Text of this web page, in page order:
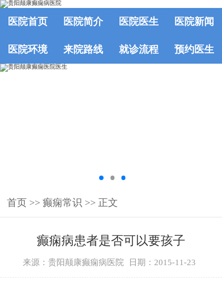
医院首页 医院简介 医院医生 医院新闻
医院环境 来院路线 就诊流程 预约医生
首页 >> 癫痫常识 >> 正文
癫痫病患者是否可以要孩子
来源：贵阳颠康癫痫病医院 日期：2015-11-23